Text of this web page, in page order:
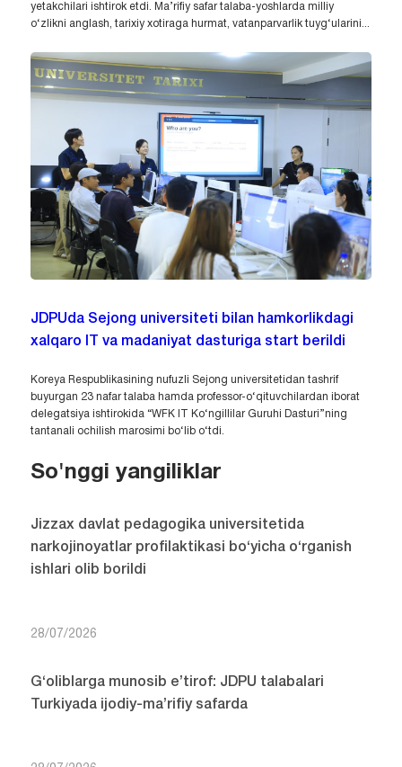
yetakchilari ishtirok etdi. Ma’rifiy safar talaba-yoshlarda milliy
o‘zlikni anglash, tarixiy xotiraga hurmat, vatanparvarlik tuyg‘ularini...
JDPUda Sejong universiteti bilan hamkorlikdagi
xalqaro IT va madaniyat dasturiga start berildi
Koreya Respublikasining nufuzli Sejong universitetidan tashrif
buyurgan 23 nafar talaba hamda professor-o‘qituvchilardan iborat
delegatsiya ishtirokida “WFK IT Ko‘ngillilar Guruhi Dasturi”ning
tantanali ochilish marosimi bo‘lib o‘tdi.
So'nggi yangiliklar
Jizzax davlat pedagogika universitetida
narkojinoyatlar profilaktikasi bo‘yicha o‘rganish
ishlari olib borildi
28/07/2026
G‘oliblarga munosib e’tirof: JDPU talabalari
Turkiyada ijodiy-ma’rifiy safarda